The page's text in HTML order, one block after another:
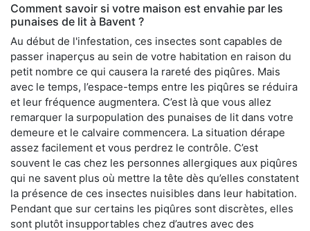
Comment savoir si votre maison est envahie par les
punaises de lit à Bavent ?
Au début de l'infestation, ces insectes sont capables de
passer inaperçus au sein de votre habitation en raison du
petit nombre ce qui causera la rareté des piqûres. Mais
avec le temps, l’espace-temps entre les piqûres se réduira
et leur fréquence augmentera. C’est là que vous allez
remarquer la surpopulation des punaises de lit dans votre
demeure et le calvaire commencera. La situation dérape
assez facilement et vous perdrez le contrôle. C’est
souvent le cas chez les personnes allergiques aux piqûres
qui ne savent plus où mettre la tête dès qu’elles constatent
la présence de ces insectes nuisibles dans leur habitation.
Pendant que sur certains les piqûres sont discrètes, elles
sont plutôt insupportables chez d’autres avec des